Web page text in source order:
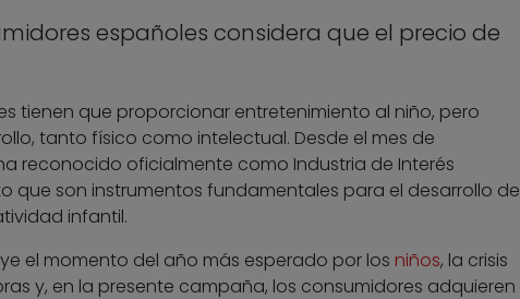
españoles considera que el precio de
tienen que proporcionar entretenimiento al niño, pero
tanto físico como intelectual. Desde el mes de
reconocido oficialmente como Industria de Interés
que son instrumentos fundamentales para el desarrollo de
infantil.
el momento del año más esperado por los niños, la crisis
y, en la presente campaña, los consumidores adquieren